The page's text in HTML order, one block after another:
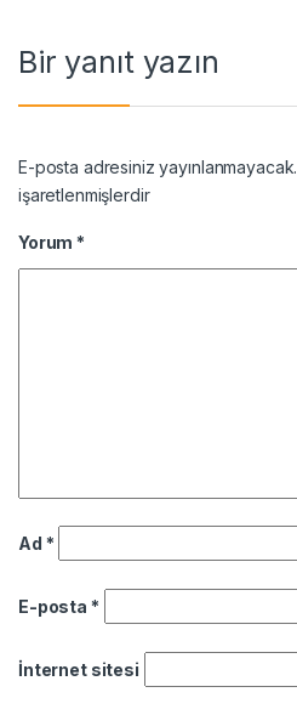
Bir yanıt yazın
E-posta adresiniz yayınlanmayacak.
işaretlenmişlerdir
Yorum *
Ad *
E-posta *
İnternet sitesi